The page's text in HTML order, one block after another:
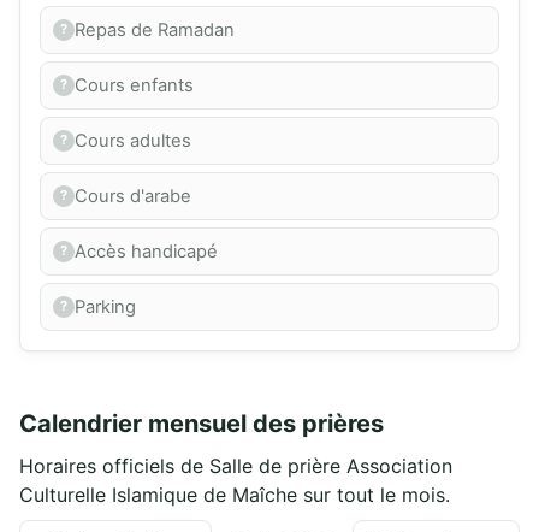
Repas de Ramadan
Cours enfants
Cours adultes
Cours d'arabe
Accès handicapé
Parking
Calendrier mensuel des prières
Horaires officiels de Salle de prière Association
Culturelle Islamique de Maîche sur tout le mois.